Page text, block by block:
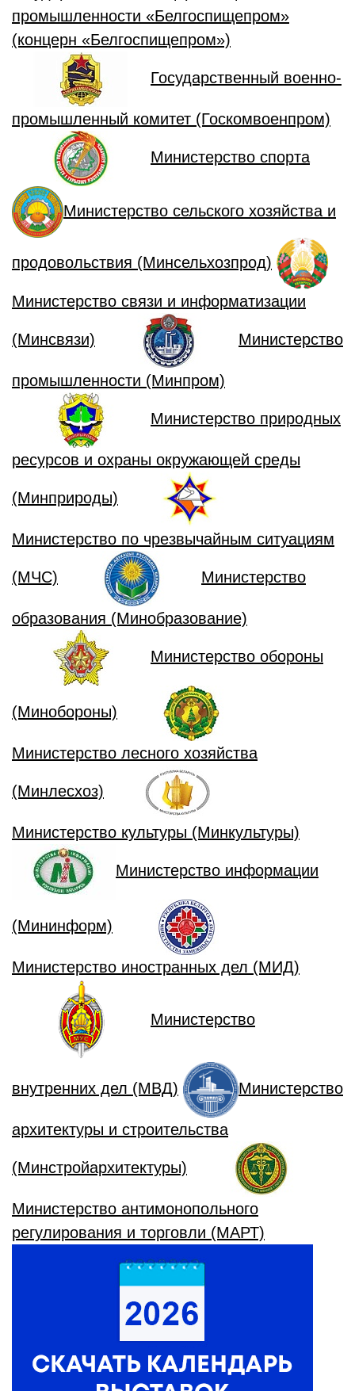
промышленности «Белгоспищепром»
(концерн «Белгоспищепром»)
Государственный военно-
промышленный комитет (Госкомвоенпром)
Министерство спорта
Министерство сельского хозяйства и
продовольствия (Минсельхозпрод)
Министерство связи и информатизации
(Минсвязи) Министерство
промышленности (Минпром)
Министерство природных
ресурсов и охраны окружающей среды
(Минприроды)
Министерство по чрезвычайным ситуациям
(МЧС) Министерство
образования (Минобразование)
Министерство обороны
(Минобороны)
Министерство лесного хозяйства
(Минлесхоз)
Министерство культуры (Минкультуры)
Министерство информации
(Мининформ)
Министерство иностранных дел (МИД)
Министерство
внутренних дел (МВД) Министерство
архитектуры и строительства
(Минстройархитектуры)
Министерство антимонопольного
регулирования и торговли (МАРТ)